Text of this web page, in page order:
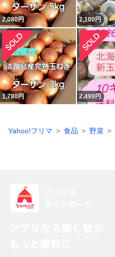
2,080円 2,100円
1,780円 2,499円
Yahoo!フリマ 食品 野菜